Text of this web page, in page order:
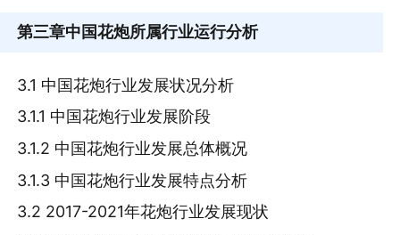
第三章中国花炮所属行业运行分析
3.1 中国花炮行业发展状况分析
3.1.1 中国花炮行业发展阶段
3.1.2 中国花炮行业发展总体概况
3.1.3 中国花炮行业发展特点分析
3.2 2017-2021年花炮行业发展现状